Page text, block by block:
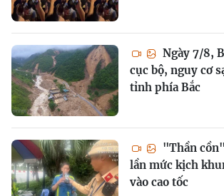
Ngày 7/8,
cục bộ, nguy cơ
tỉnh phía Bắc
"Thần
lần mức kịch
vào cao tốc